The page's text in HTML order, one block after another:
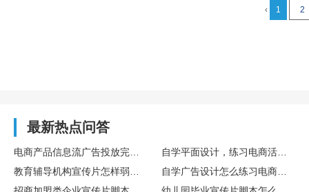
‹ 1 2
最新热点问答